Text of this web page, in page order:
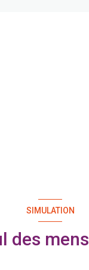
SIMULATION
des